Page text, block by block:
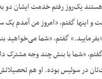
هستند یک‌روز رفتم خدمت ایشان دو
و اینها گفتم، «امروز من آمدم یک
گفتم، «شما می‌خواهید
«شما با بنش چند وجه مشترک
در سوئیس بوده. او هم